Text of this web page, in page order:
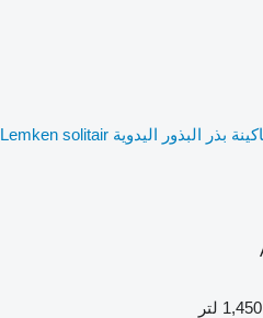
ماكينة بذر البذور اليدوية Lemken solitair
1,450 لتر